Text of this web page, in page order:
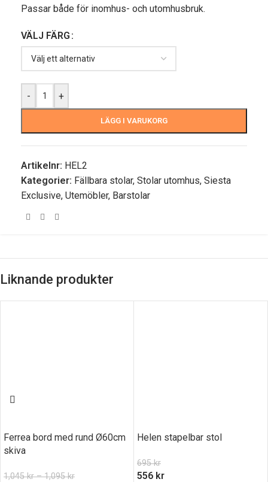
Passar både för inomhus- och utomhusbruk.
VÄLJ FÄRG
- +
LÄGG I VARUKORG
Artikelnr: HEL2
Kategorier: Fällbara stolar, Stolar utomhus, Siesta
Exclusive, Utemöbler, Barstolar
Liknande produkter
Ferrea bord med rund Ø60cm
skiva
1,045kr – 1,095kr
Helen stapelbar stol
695kr
556 kr